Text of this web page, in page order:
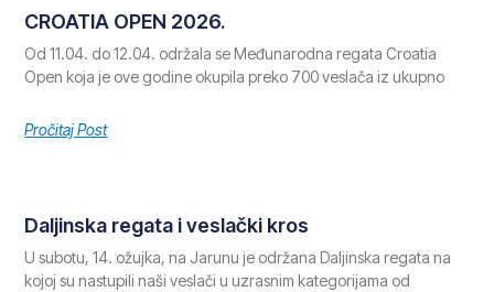
CROATIA OPEN 2026.
Od 11.04. do 12.04. održala se Međunarodna regata Croatia
Open koja je ove godine okupila preko 700 veslača iz ukupno
Pročitaj Post
Daljinska regata i veslački kros
U subotu, 14. ožujka, na Jarunu je održana Daljinska regata na
kojoj su nastupili naši veslači u uzrasnim kategorijama od